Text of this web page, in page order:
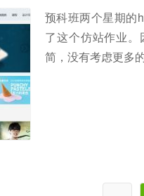
预科班两个星期的
了这个仿站作业
简，没有考虑更多